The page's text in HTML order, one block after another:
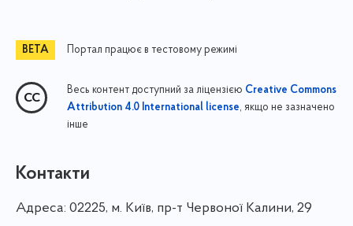
Портал працює в тестовому режимі
Весь контент доступний за ліцензією Creative Commons
Attribution 4.0 International license, якщо не зазначено
інше
Контакти
Адреса: 02225, м. Київ, пр-т Червоної Калини, 29